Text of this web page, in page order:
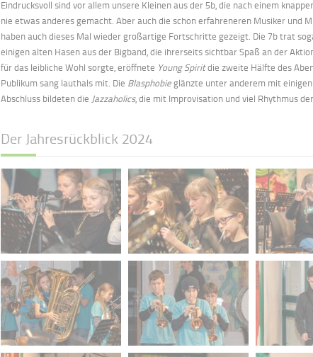
Eindrucksvoll sind vor allem unsere Kleinen aus der 5b, die nach einem
nie etwas anderes gemacht. Aber auch die schon erfahreneren Musiker und
haben auch dieses Mal wieder großartige Fortschritte gezeigt. Die 7b trat
einigen alten Hasen aus der Bigband, die ihrerseits sichtbar Spaß an der
für das leibliche Wohl sorgte, eröffnete Young Spiritdie zweite Hälfte des
Publikum sang lauthals mit. Die Blasphobieglänzte unter anderem mit
Abschluss bildeten die Jazzaholics, die mit Improvisation und viel Rhythmus
Der Jahresrückblick 2024